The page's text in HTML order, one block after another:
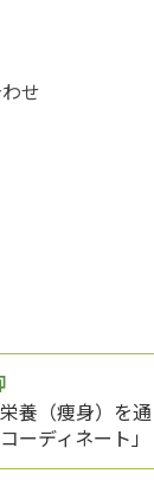
せ
養（痩身）を通
ーディネート」